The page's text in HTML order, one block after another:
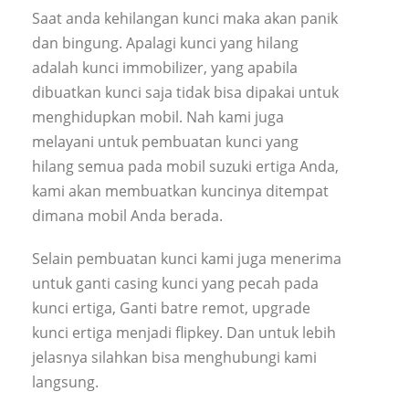
Saat anda kehilangan kunci maka akan panik
dan bingung. Apalagi kunci yang hilang
adalah kunci immobilizer, yang apabila
dibuatkan kunci saja tidak bisa dipakai untuk
menghidupkan mobil. Nah kami juga
melayani untuk pembuatan kunci yang
hilang semua pada mobil suzuki ertiga Anda,
kami akan membuatkan kuncinya ditempat
dimana mobil Anda berada.
Selain pembuatan kunci kami juga menerima
untuk ganti casing kunci yang pecah pada
kunci ertiga, Ganti batre remot, upgrade
kunci ertiga menjadi flipkey. Dan untuk lebih
jelasnya silahkan bisa menghubungi kami
langsung.